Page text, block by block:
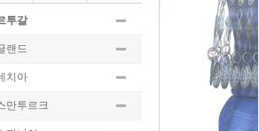
투갈
랜드
치아
만투르크